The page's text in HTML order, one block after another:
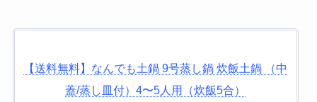
【送料無料】なんでも土鍋 9号蒸し鍋 炊飯土鍋 （中
蓋/蒸し皿付）4〜5人用（炊飯5合）